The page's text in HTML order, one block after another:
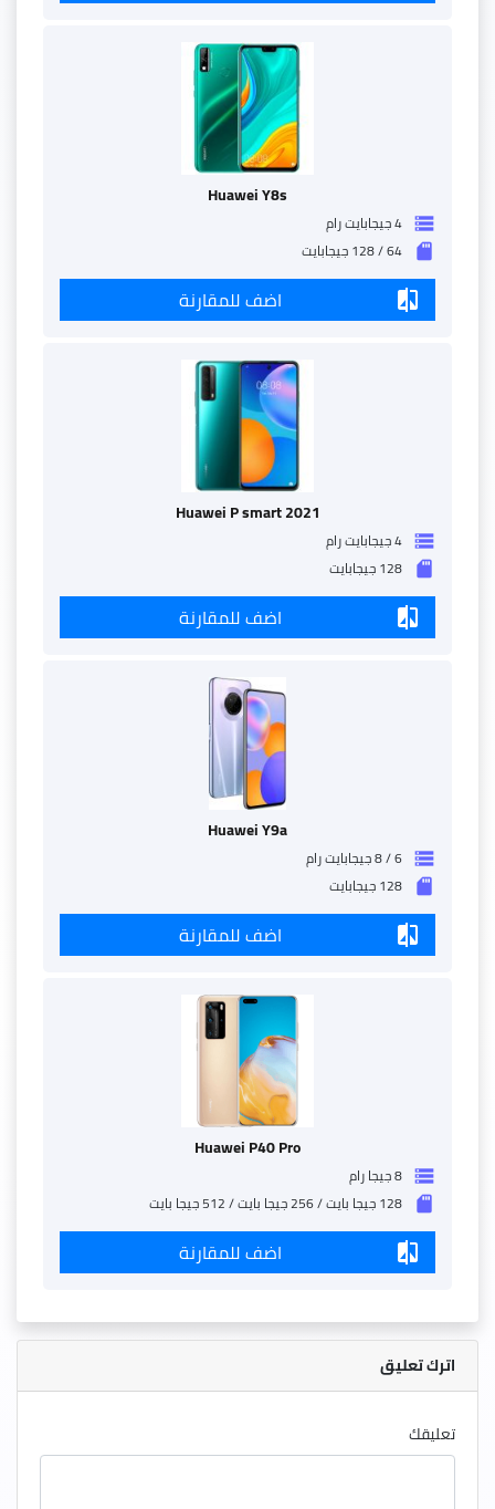
Huawei Y8s
storage 4 جيجابايت رام
sd_storage 64 / 128 جيجابايت
compare اضف للمقارنة
Huawei P smart 2021
storage 4 جيجابايت رام
sd_storage 128 جيجابايت
compare اضف للمقارنة
Huawei Y9a
storage 6 / 8 جيجابايت رام
sd_storage 128 جيجابايت
compare اضف للمقارنة
Huawei P40 Pro
storage 8 جيجا رام
sd_storage 128 جيجا بايت / 256 جيجا بايت / 512 جيجا بايت
compare اضف للمقارنة
اترك تعليق
تعليقك